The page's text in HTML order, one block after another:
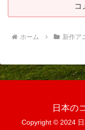
コ
ホーム 新作ア
日本の
Copyright © 2024